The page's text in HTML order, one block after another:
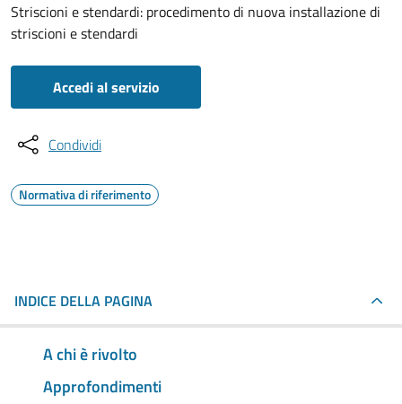
Striscioni e stendardi: procedimento di nuova installazione di
striscioni e stendardi
Accedi al servizio
Condividi
Normativa di riferimento
INDICE DELLA PAGINA
A chi è rivolto
Approfondimenti